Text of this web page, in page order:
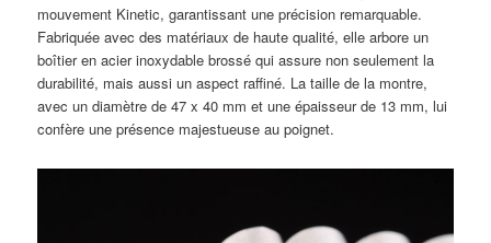
mouvement Kinetic, garantissant une précision remarquable.
Fabriquée avec des matériaux de haute qualité, elle arbore un
boîtier en acier inoxydable brossé qui assure non seulement la
durabilité, mais aussi un aspect raffiné. La taille de la montre,
avec un diamètre de 47 x 40 mm et une épaisseur de 13 mm, lui
confère une présence majestueuse au poignet.